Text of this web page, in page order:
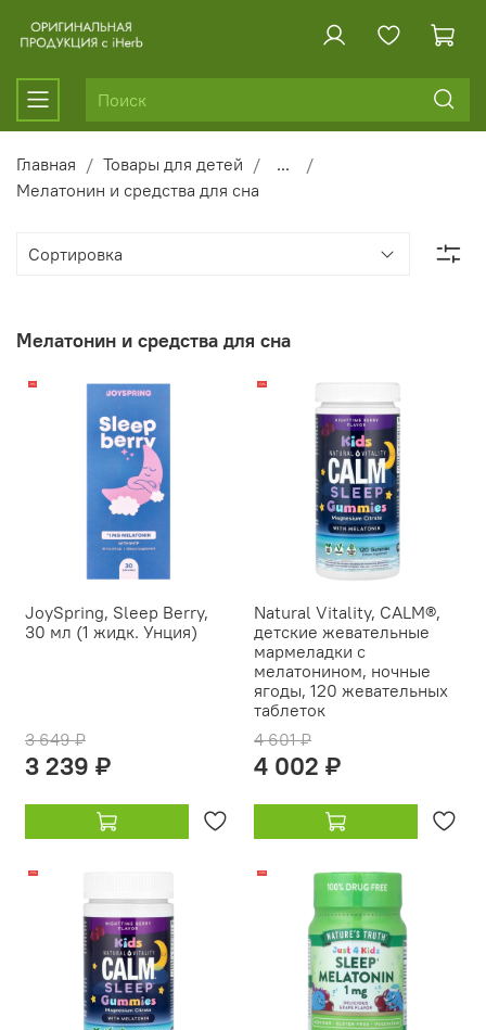
Главная Товары для детей
...
Мелатонин и средства для сна
Мелатонин и средства для сна
-11%
JoySpring, Sleep Berry,
30 мл (1 жидк. Унция)
3 649 ₽
3 239 ₽
-13%
Natural Vitality, CALM®,
детские жевательные
мармеладки с
мелатонином, ночные
ягоды, 120 жевательных
таблеток
4 601 ₽
4 002 ₽
-13% -14%